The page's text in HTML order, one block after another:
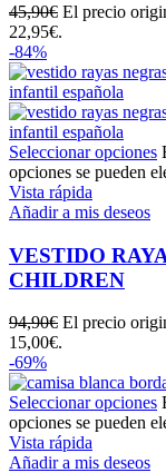
45,90€ El precio
22,95€.
-84%
Seleccionar opciones
opciones se pueden
Vista rápida
Añadir a mis deseos
VESTIDO
CHILDREN
94,90€ El precio
15,00€.
-69%
Seleccionar opciones
opciones se pueden
Vista rápida
Añadir a mis deseos